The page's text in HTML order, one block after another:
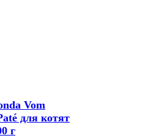
Vom
для котят
г